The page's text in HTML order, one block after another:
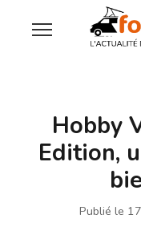
Hobby
Edition,
Publié le